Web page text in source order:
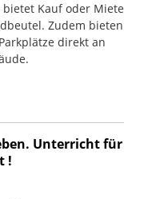
bietet Kauf oder Miete
Zudem bieten
direkt an
Unterricht für
!